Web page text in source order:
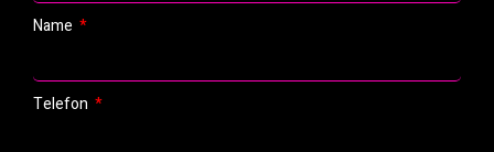
Name
Telefon